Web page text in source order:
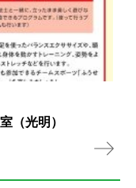
（光明）